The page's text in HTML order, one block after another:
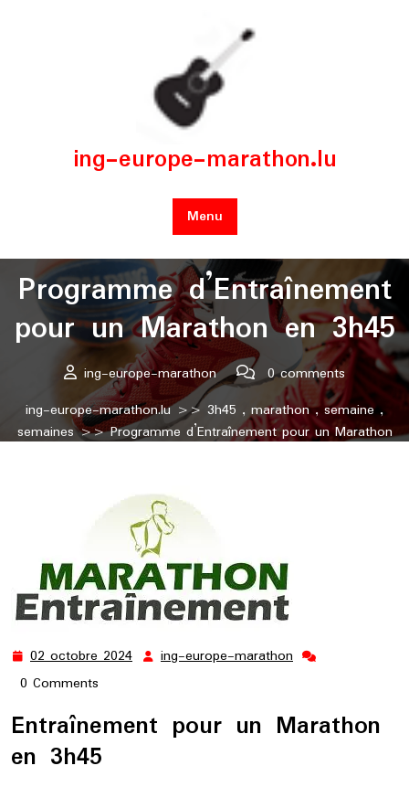
ing-europe-marathon.lu
Menu
Programme d’Entraînement
pour un Marathon en 3h45
ing-europe-marathon
0 comments
ing-europe-marathon.lu>> 3h45 ,marathon,semaine,
semaines>> Programme d’Entraînement pour un Marathon
02 octobre 2024 02 ing-europe-marathon ing-
0 Comments
Entraînement pour un Marathon
en 3h45